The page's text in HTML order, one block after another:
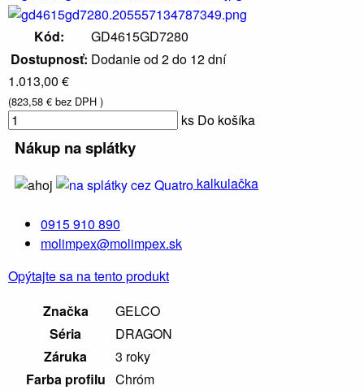
Kód:
GD4615GD7280
Dostupnosť: Dodanie od 2 do 12 dní
1.013,00 €
(823,58 € bez DPH )
ks Do košíka
Nákup na splátky
kalkulačka
0915 910 890
molimpex@molimpex.sk
Opýtajte sa na tento produkt
Značka
GELCO
Séria
DRAGON
Záruka
3 roky
Farba profilu Chróm